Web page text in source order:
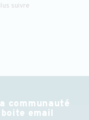
suivre
communauté
email